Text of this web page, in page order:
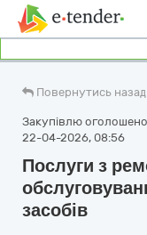
Повернутись назад
Закупівлю
22-04-2026, 08:56
Послуги з
засобів